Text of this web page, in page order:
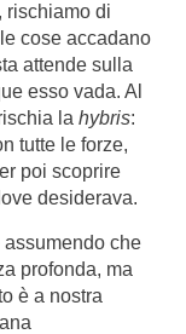
rischiamo di
cose accadano
attende sulla
esso vada. Al
la hybris:
tutte le forze,
poi scoprire
desiderava.
che
profonda, ma
è a nostra